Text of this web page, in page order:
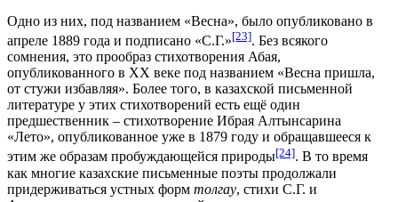
Одно из них, под названием «Весна», было опубликовано в
апреле 1889 года и подписано «С.Г.»[23]. Без всякого
сомнения, это прообраз стихотворения Абая,
опубликованного в XX веке под названием «Весна пришла,
от стужи избавляя». Более того, в казахской письменной
литературе у этих стихотворений есть ещё один
предшественник – стихотворение Ибрая Алтынсарина
«Лето», опубликованное уже в 1879 году и обращавшееся к
этим же образам пробуждающейся природы[24]. В то время
как многие казахские письменные поэты продолжали
придерживаться устных форм толгау, стихи С.Г. и